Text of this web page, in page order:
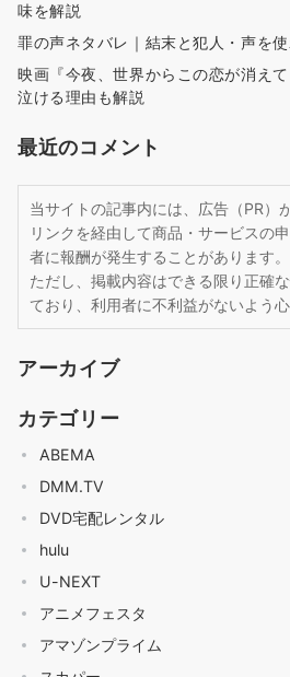
味を解説
罪の声ネタバレ｜結末と犯人・声を
映画『今夜、世界からこの恋が消え
泣ける理由も解説
最近のコメント
当サイトの記事内には、広告（PR）
リンクを経由して商品・サービスの
者に報酬が発生することがあります。
ただし、掲載内容はできる限り正確
ており、利用者に不利益がないよう心
アーカイブ
カテゴリー
ABEMA
DMM.TV
DVD宅配レンタル
hulu
U-NEXT
アニメフェスタ
アマゾンプライム